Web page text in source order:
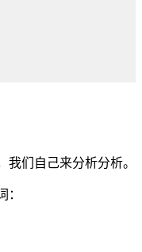
们自己来分析分析。
：